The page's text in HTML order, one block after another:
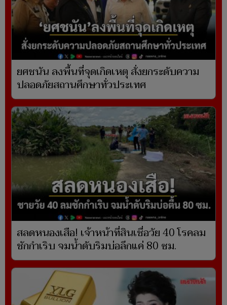
ยศชนัน ลงพื้นที่จุดเกิดเหตุ สั่งยกระดับความ
ปลอดภัยสถานศึกษาทั่วประเทศ
สลดหนองเสือ! เจ้าหน้าที่สินเชื่อวัย 40 โรคลม
ชักกำเริบ จมน้ำดับริมบ่อลึกแค่ 80 ซม.